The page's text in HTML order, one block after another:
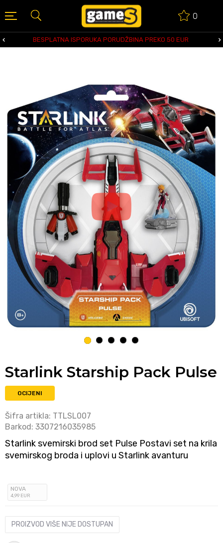
0
BESPLATNA ISPORUKA PORUDŽBINA PREKO 50 EUR
1 2 3 4 5
Starlink Starship Pack Pulse
OCIJENI
Šifra artikla: TTLSL007
Barkod: 3307216035985
Starlink svemirski brod set Pulse Postavi set na krila
svemirskog broda i uplovi u Starlink avanturu
NOVA
4,99 EUR
PROIZVOD VIŠE NIJE DOSTUPAN